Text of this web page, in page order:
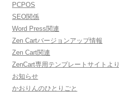
PCPOS
SEO関係
Word Press関連
Zen Cartバージョンアップ情報
Zen Cart関連
ZenCart専用テンプレートサイトより
お知らせ
かおりんのひとりごと